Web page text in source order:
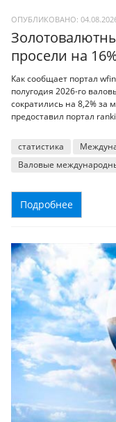
ОПУБЛИКОВАНО:
просели на
Как сообщает портал
полугодия 2026-го
сократились на 8,2% за
предоставил портал
статистика
Валовые
Подробнее